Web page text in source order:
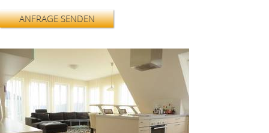
ANFRAGE SENDEN